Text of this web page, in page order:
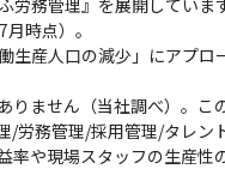
労務管理』を展開していま
時点）。
産人口の減少」にアプロ
りません（当社調べ）。こ
/労務管理/採用管理/タレン
や現場スタッフの生産性